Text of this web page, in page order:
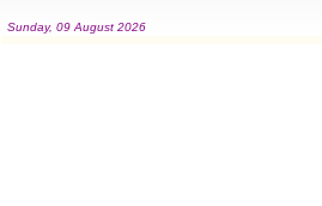
Sunday, 09 August 2026